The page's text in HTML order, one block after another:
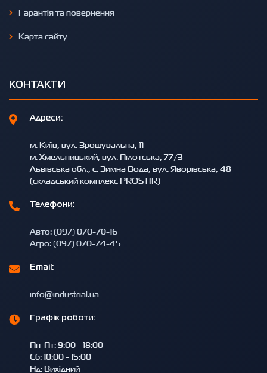
Гарантія та повернення
Карта сайту
КОНТАКТИ
Адреси:
м. Київ, вул. Зрошувальна, 11
м. Хмельницький, вул. Пілотська, 77/3
Львівська обл., с. Зимна Вода, вул. Яворівська, 48
(складський комплекс PROSTIR)
Телефони:
Авто: (097) 070-70-16
Агро: (097) 070-74-45
Email:
info@industrial.ua
Графік роботи:
Пн-Пт: 9:00 - 18:00
Сб: 10:00 - 15:00
Нд: Вихідний